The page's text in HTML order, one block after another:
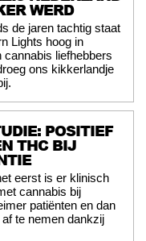
WERD
de jaren tachtig staat
Lights hoog in
liefhebbers
ons kikkerlandje
POSITIEF
THC BIJ
eerst is er klinisch
cannabis bij
patiënten en dan
te nemen dankzij